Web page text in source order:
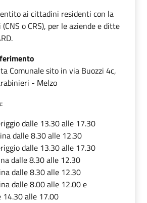
ai cittadini residenti con la
o CRS), per le aziende e ditte
Comunale sito in via Buozzi 4c,
- Melzo
dalle 13.30 alle 17.30
dalle 8.30 alle 12.30
dalle 13.30 alle 17.30
dalle 8.30 alle 12.30
dalle 8.30 alle 12.30
dalle 8.00 alle 12.00 e
14.30 alle 17.00